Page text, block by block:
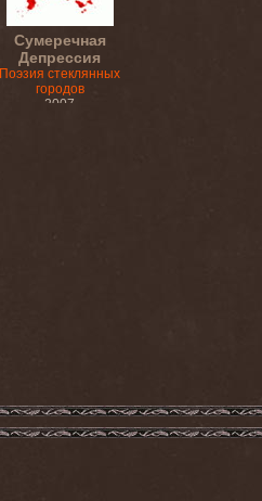
Сумеречная
Депрессия
Поэзия стеклянных
городов
2007